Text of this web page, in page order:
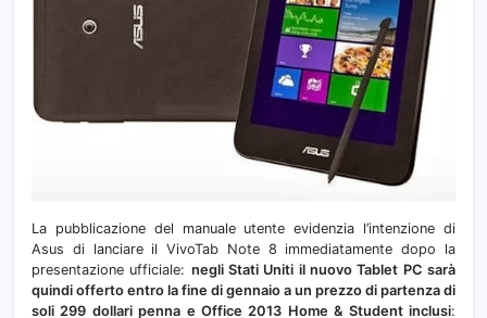
La pubblicazione del manuale utente evidenzia l’intenzione di
Asus di lanciare il VivoTab Note 8 immediatamente dopo la
presentazione ufficiale: negli Stati Uniti il nuovo Tablet PC sarà
quindi offerto entro la fine di gennaio a un prezzo di partenza di
soli 299 dollari penna e Office 2013 Home & Student inclusi: